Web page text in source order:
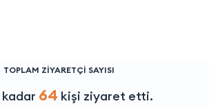
TOPLAM ZİYARETÇİ SAYISI
64 kişi ziyaret etti.